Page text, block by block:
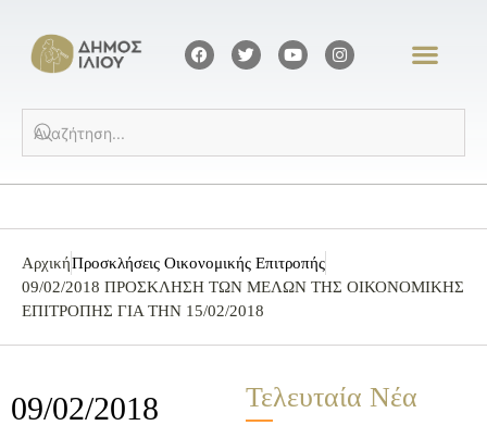
ΑρχικήΠροσκλήσεις Οικονομικής Επιτροπής
09/02/2018 ΠΡΟΣΚΛΗΣΗ ΤΩΝ ΜΕΛΩΝ ΤΗΣ ΟΙΚΟΝΟΜΙΚΗΣ
ΕΠΙΤΡΟΠΗΣ ΓΙΑ ΤΗΝ 15/02/2018
09/02/2018
Τελευταία Νέα